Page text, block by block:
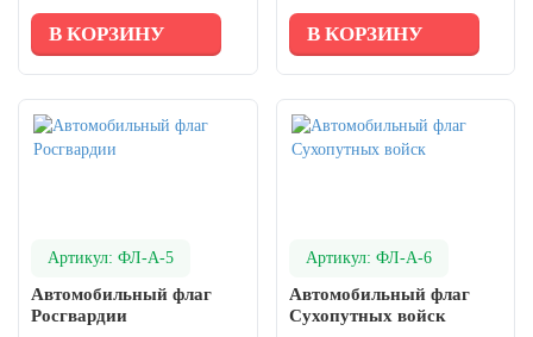
В КОРЗИНУ В КОРЗИНУ
Артикул: ФЛ-А-5
Автомобильный флаг
Росгвардии
Артикул: ФЛ-А-6
Автомобильный флаг
Сухопутных войск